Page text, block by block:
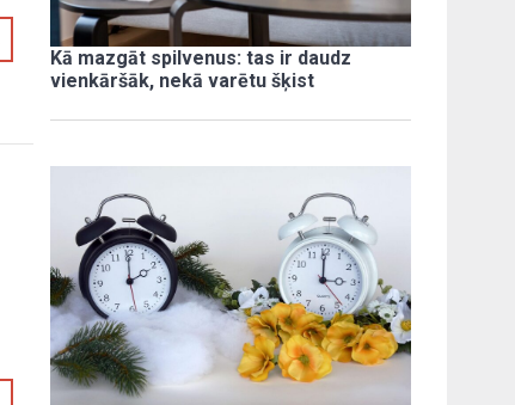
Kā mazgāt spilvenus: tas ir daudz
vienkāršāk, nekā varētu šķist